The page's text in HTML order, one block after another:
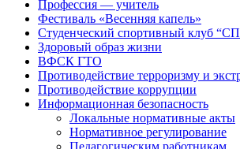
Профессия — учитель
Фестиваль «Весенняя капель»
Студенческий спортивный клуб
Здоровый образ жизни
ВФСК ГТО
Противодействие терроризму и
Противодействие коррупции
Информационная безопасность
Локальные нормативные акты
Нормативное регулирование